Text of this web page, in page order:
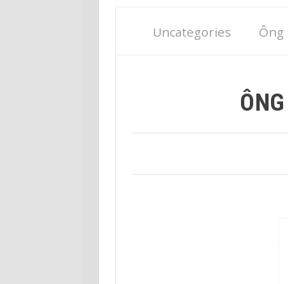
Uncategories Ông